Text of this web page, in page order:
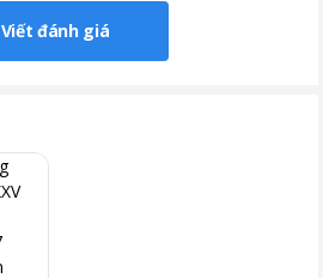
Viết đánh giá